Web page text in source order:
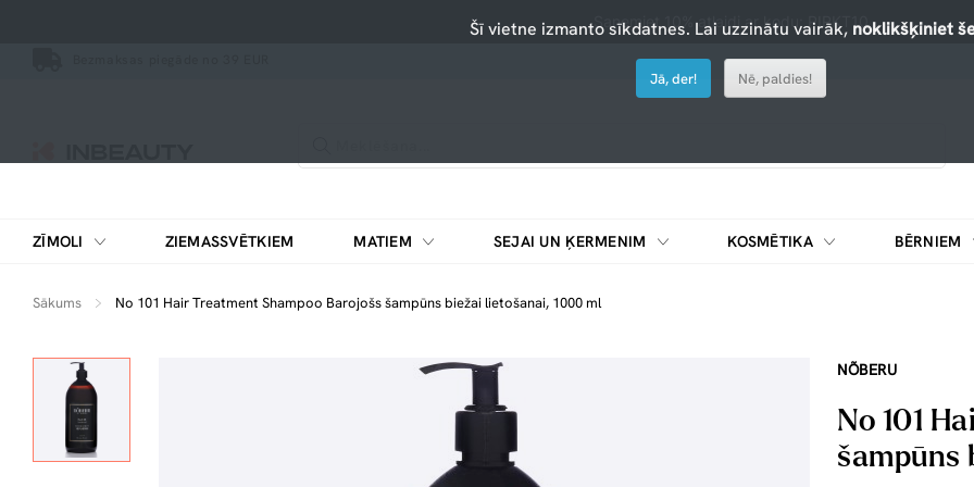
Saņemiet 10% atlaidi ar kodu: PIRKT10
ZĪMOLI ZIEMASSVĒTKIEM MATIEM SEJAI UN ĶERMENIM KOSMĒTIKA BĒRNIEM
Sākums No 101 Hair Treatment Shampoo Barojošs šampūns biežai lietošanai, 1000 ml
NÕBERU
No 101
šampūns
Šī vietne izmanto sīkdatnes. Lai uzzinātu vairāk, noklikšķiniet
Jā, der! Nē, paldies!